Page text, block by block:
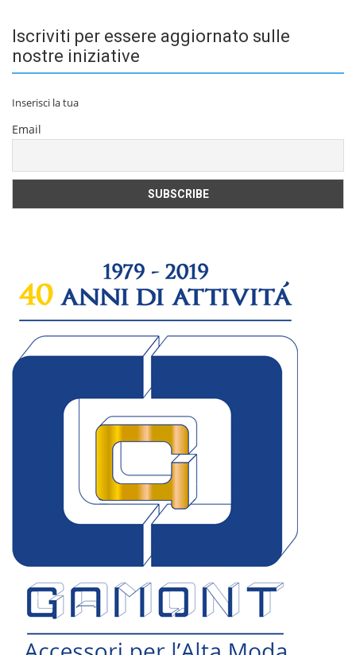
Iscriviti per essere aggiornato sulle
nostre iniziative
Inserisci la tua
Email